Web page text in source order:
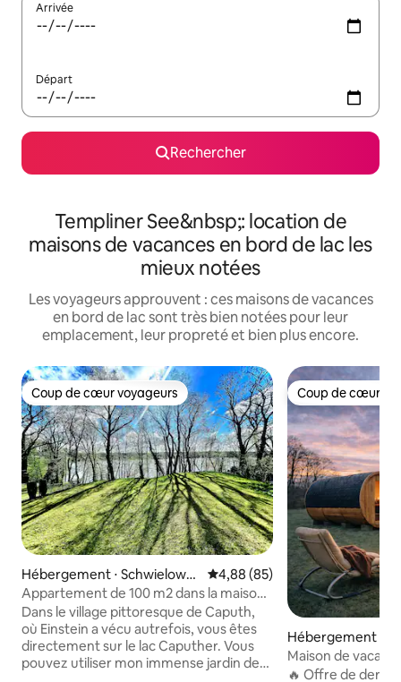
Arrivée
Départ
Rechercher
Templiner See&nbsp;: location de
maisons de vacances en bord de lac les
mieux notées
Les voyageurs approuvent : ces maisons de vacances
en bord de lac sont très bien notées pour leur
emplacement, leur propreté et bien plus encore.
Coup de cœur voyageurs
Coup de cœur voyageurs
Hébergement ⋅ Schwielowse
e
Évaluation moyenne sur la
4,88 (85)
Appartement de 100 m2 dans la maison
au bord du lac + jardin près de Potsdam
Dans le village pittoresque de Caputh,
où Einstein a vécu autrefois, vous êtes
directement sur le lac Caputher. Vous
pouvez utiliser mon immense jardin de
Coup de cœur
Coup de cœur
Hébergement ⋅
Maison de
la ferme de
🔥 Offre de